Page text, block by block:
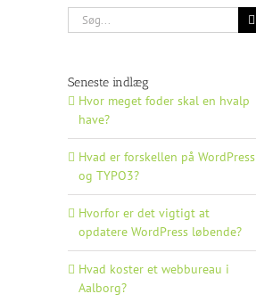
Søg
efter:
Seneste indlæg
Hvor meget foder skal en hvalp
have?
Hvad er forskellen på WordPress
og TYPO3?
Hvorfor er det vigtigt at
opdatere WordPress løbende?
Hvad koster et webbureau i
Aalborg?